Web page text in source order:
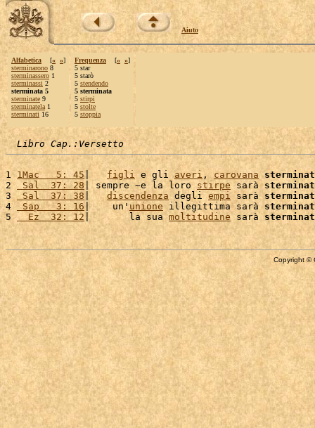
Aiuto
Alfabetica [« »]
sterminarono 8
sterminassero 1
sterminassi 2
sterminata 5
sterminate 9
sterminatela 1
sterminati 16
Frequenza [« »]
5 star
5 starò
5 stendendo
5 sterminata
5 stirpi
5 stolte
5 stoppia
Libro Cap.:Versetto
1 1Mac   5: 45| figli e gli averi , carovana
2
Sal  37: 28 | sempre ~e la loro stirpe sarà
3 Sal  37: 38 | discendenza degli empi sarà
4
Sap   3: 16|    un' unione illegittima sarà
5
  Ez  32: 12
|       la sua moltitudine sarà
Copyright ©